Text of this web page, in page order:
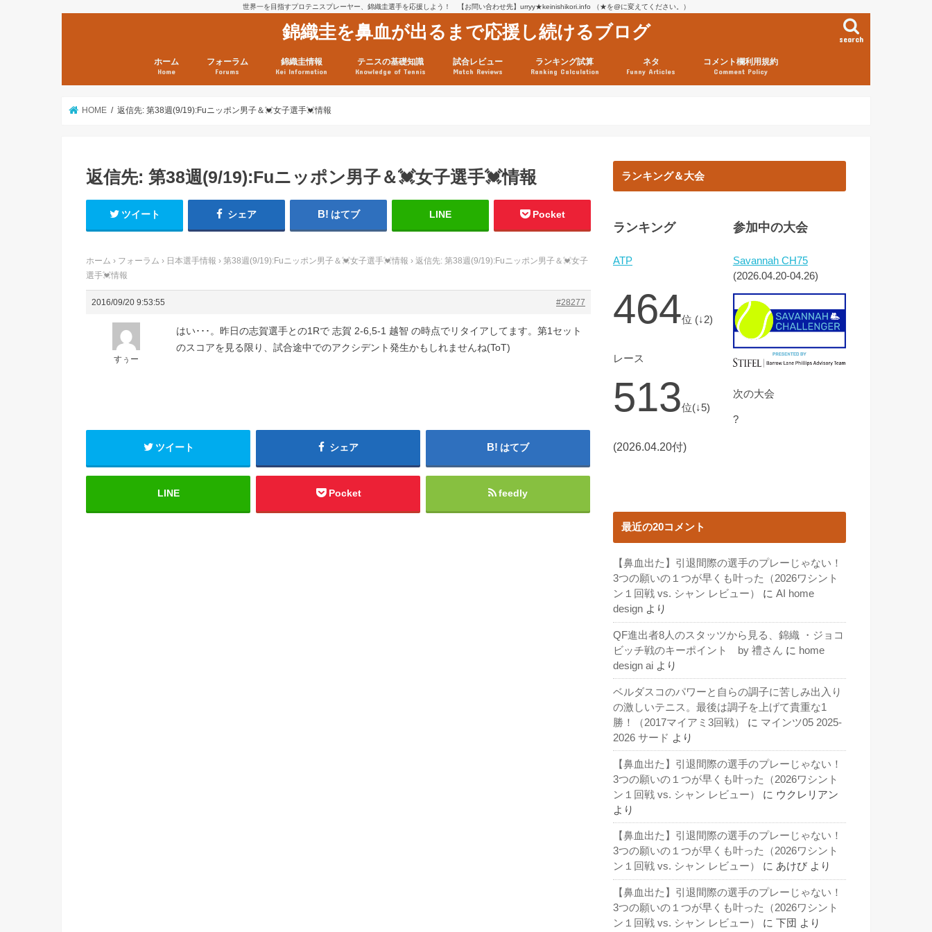
世界一を目指すプロテニスプレーヤー、錦織圭選手を応援しよう！ 【お問い合わせ先】urryy★keinishikori.info （★を@に変えてください。）
錦織圭を鼻血が出るまで応援し続けるブログ search
ホーム
Home
フォーラム
Forums
錦織圭情報
Kei Information
日現在）
点）
テニスの基礎知識
Knowledge of Tennis
試合レビュー
Match Reviews
ランキング試算
Ranking Calculation
ネタ
Funny Articles
コメント欄利用規約
Comment Policy
HOME 返信先: 第38週(9/19):Fuニッポン男子＆💓女子選手💓情報
返信先: 第38週(9/19):Fuニッポン男子＆💓女子選手💓情報
ツイート シェア はてブ LINE Pocket
ホーム › フォーラム › 日本選手情報 › 第38週(9/19):Fuニッポン男子＆💓女子選手💓情報 › 返信先: 第38週(9/19):Fuニッポン男子＆💓女子
選手💓情報
2016/09/20 9:53:55 #28277
すぅー
はい･･･。昨日の志賀選手との1Rで 志賀 2-6,5-1 越智 の時点でリタイアしてます。第1セット
のスコアを見る限り、試合途中でのアクシデント発生かもしれませんね(ToT)
ツイート シェア はてブ
LINE Pocket feedly
ランキング＆大会
ランキング
ATP
464位 (↓2)
レース
513位(↓5)
(2026.04.20付)
参加中の大会
Savannah CH75
(2026.04.20-04.26)
次の大会
?
最近の20コメント
【鼻血出た】引退間際の選手のプレーじゃない！
3つの願いの１つが早くも叶った（2026ワシント
ン１回戦 vs. シャン レビュー）
に AI home
design より
QF進出者8人のスタッツから見る、錦織 ・ジョコ
ビッチ戦のキーポイント by 禮さん に home
design ai より
ベルダスコのパワーと自らの調子に苦しみ出入り
の激しいテニス。最後は調子を上げて貴重な1
勝！（2017マイアミ3回戦）
に マインツ05 2025-
2026 サード より
【鼻血出た】引退間際の選手のプレーじゃない！
3つの願いの１つが早くも叶った（2026ワシント
ン１回戦 vs. シャン レビュー）
に ウクレリアン
より
【鼻血出た】引退間際の選手のプレーじゃない！
3つの願いの１つが早くも叶った（2026ワシント
ン１回戦 vs. シャン レビュー）
に あけび より
【鼻血出た】引退間際の選手のプレーじゃない！
3つの願いの１つが早くも叶った（2026ワシント
ン１回戦 vs. シャン レビュー）
に 下団 より